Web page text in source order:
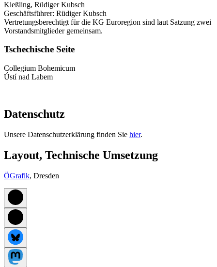
Kießling, Rüdiger Kubsch
Geschäftsführer: Rüdiger Kubsch
Vertretungsberechtigt für die KG Euroregion sind laut Satzung zwei
Vorstandsmitglieder gemeinsam.
Tschechische Seite
Collegium Bohemicum
Ústí nad Labem
Datenschutz
Unsere Datenschutzerklärung finden Sie hier.
Layout, Technische Umsetzung
ÖGrafik, Dresden